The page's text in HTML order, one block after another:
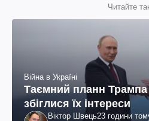
Читайте
Війна в Україні
Таємний планн Трампа
збіглися їх інтереси
Віктор Швець23 години